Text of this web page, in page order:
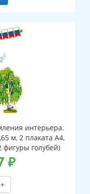
интерьера.
м, 2 плаката А4,
голубей)
₽
+